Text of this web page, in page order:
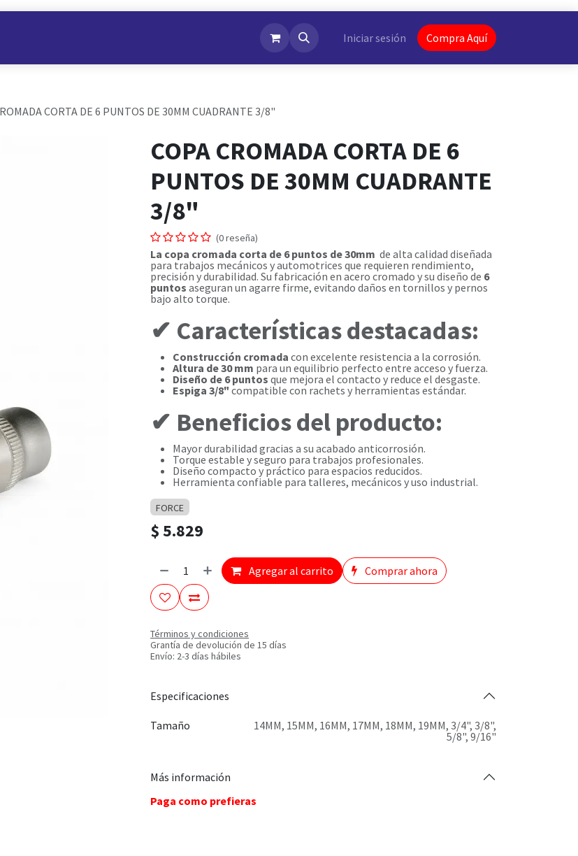
NotiFlash Iniciar sesión Compra Aquí
CORTA DE 6 PUNTOS DE 30MM CUADRANTE 3/8"
COPA CROMADA CORTA DE 6
PUNTOS DE 30MM CUADRANTE
3/8"
(0 reseña)
La copa cromada corta de 6 puntos de 30mm de alta calidad diseñada
para trabajos mecánicos y automotrices que requieren rendimiento,
precisión y durabilidad. Su fabricación en acero cromado y su diseño de 6
puntos aseguran un agarre firme, evitando daños en tornillos y pernos
bajo alto torque.
✔ Características destacadas:
Construcción cromada con excelente resistencia a la corrosión.
Altura de 30 mm para un equilibrio perfecto entre acceso y fuerza.
Diseño de 6 puntos que mejora el contacto y reduce el desgaste.
Espiga 3/8" compatible con rachets y herramientas estándar.
✔ Beneficios del producto:
Mayor durabilidad gracias a su acabado anticorrosión.
Torque estable y seguro para trabajos profesionales.
Diseño compacto y práctico para espacios reducidos.
Herramienta confiable para talleres, mecánicos y uso industrial.
FORCE
$5.829
Agregar al carrito Comprar ahora
Términos y condiciones
Grantía de devolución de 15 días
Envío: 2-3 días hábiles
Especificaciones
Tamaño 14MM, 15MM, 16MM, 17MM, 18MM, 19MM, 3/4", 3/8",
5/8", 9/16"
Más información
Paga como prefieras